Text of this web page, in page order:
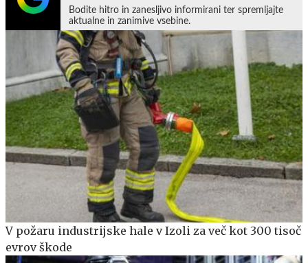
Bodite hitro in zanesljivo informirani ter spremljajte
aktualne in zanimive vsebine.
V požaru industrijske hale v Izoli za več kot 300 tisoč
evrov škode